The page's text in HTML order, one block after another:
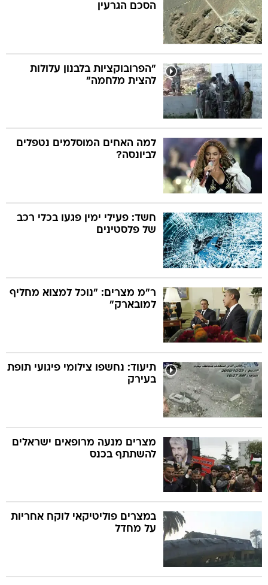
הסכם הגרעין
"הפרובוקציות בלבנון עלולות
להצית מלחמה"
למה האחים המוסלמים נטפלים
לביונסה?
חשד: פעילי ימין פגעו בכלי רכב
של פלסטינים
ר"מ מצרים: "נוכל למצוא מחליף
למובארק"
תיעוד: נחשפו צילומי פיגועי תופת
בעירק
מצרים מנעה מרופאים ישראלים
להשתתף בכנס
במצרים פוליטיקאי לוקח אחריות
על מחדל